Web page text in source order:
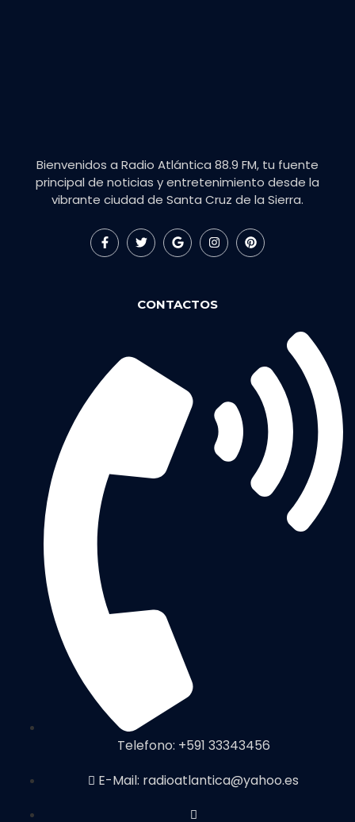
Bienvenidos a Radio Atlántica 88.9 FM, tu fuente
principal de noticias y entretenimiento desde la
vibrante ciudad de Santa Cruz de la Sierra.
CONTACTOS
Telefono: +591 33343456
E-Mail: radioatlantica@yahoo.es